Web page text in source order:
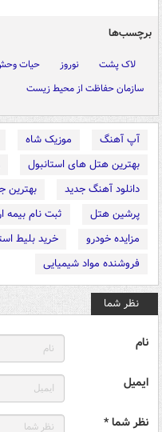
برچسب‌ها
لاک پشت نوروز حیات
سازمان حفاظت از محیط زیست
آپ آهنگ موزیک شاه
بهترین هتل های استانبول
دانلود آهنگ جدید
بهترین
پرشین هتل
ثبت نام بیمه
مزایده خودرو
خرید بلیط
فروشنده مواد شیمیایی
نظر شما
نام
ایمیل
نظر شما *